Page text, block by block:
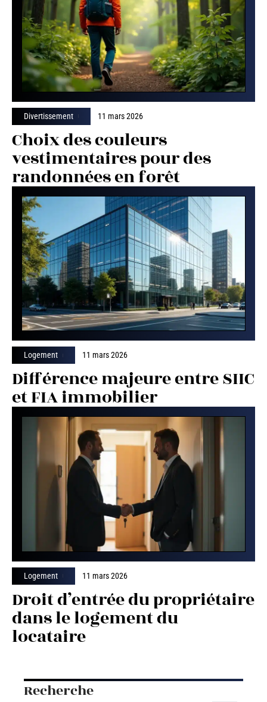
Divertissement 11 mars 2026
Choix des couleurs
vestimentaires pour des
randonnées en forêt
Logement 11 mars 2026
Différence majeure entre SIIC
et FIA immobilier
Logement 11 mars 2026
Droit d’entrée du propriétaire
dans le logement du
locataire
Recherche